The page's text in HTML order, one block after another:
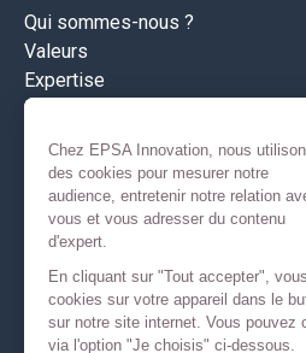
Chez EPSA Innovation, nous
des cookies pour mesurer notre
audience, entretenir notre relation
vous et vous adresser du contenu
d'expert.
En cliquant sur "Tout accepter",
cookies sur votre appareil dans le
sur notre site internet. Vous pouvez
via l'option "Je choisis" ci-dessous.
Qui sommes-nous ?
Valeurs
Expertise
Méthodologie